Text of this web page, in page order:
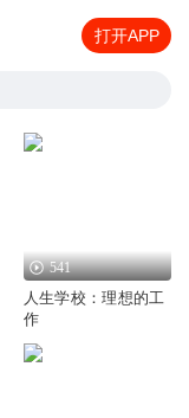
打开APP
541
人生学校：理想的工
作